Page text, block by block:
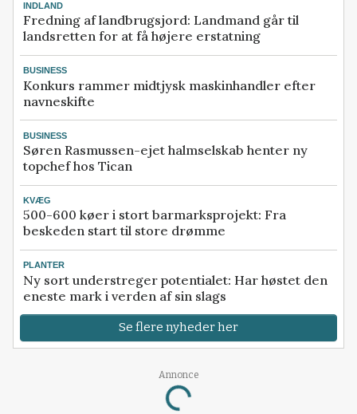
INDLAND
Fredning af landbrugsjord: Landmand går til
landsretten for at få højere erstatning
BUSINESS
Konkurs rammer midtjysk maskinhandler efter
navneskifte
BUSINESS
Søren Rasmussen-ejet halmselskab henter ny
topchef hos Tican
KVÆG
500-600 køer i stort barmarksprojekt: Fra
beskeden start til store drømme
PLANTER
Ny sort understreger potentialet: Har høstet den
eneste mark i verden af sin slags
Se flere nyheder her
Annonce
Loading...